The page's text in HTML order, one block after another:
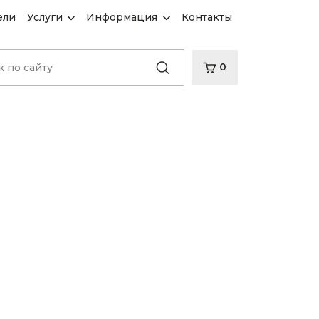
Услуги Информация Контакты
0